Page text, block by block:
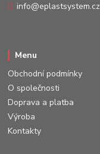
info@eplastsystem.cz
Menu
Obchodní podmínky
O společnosti
Doprava a platba
Výroba
Kontakty